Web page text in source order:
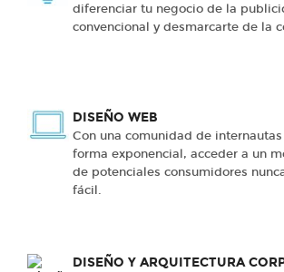
diferenciar tu negocio de la
convencional y desmarcarte de la
DISEÑO WEB
Con una comunidad de
forma exponencial, acceder a un
de potenciales consumidores
fácil.
DISEÑO Y ARQUITECTURA